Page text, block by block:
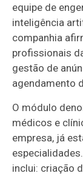
equipe de
inteligência
companhia
profissionais
gestão de
agendamento
O módulo
médicos e
empresa, já
inclui: criação